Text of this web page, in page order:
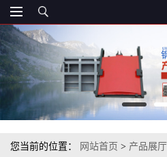
您当前的位置： 网站首页 > 产品展厅